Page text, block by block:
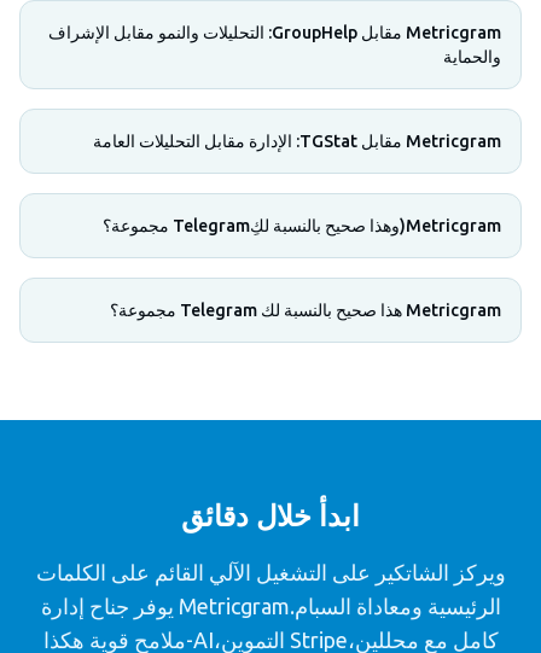
Metricgram مقابل GroupHelp: التحليلات والنمو مقابل الإشراف
والحماية
Metricgram مقابل TGStat: الإدارة مقابل التحليلات العامة
Metricgram(وهذا صحيح بالنسبة لكِTelegram مجموعة؟
Metricgram هذا صحيح بالنسبة لك Telegram مجموعة؟
ابدأ خلال دقائق
ويركز الشاتكير على التشغيل الآلي القائم على الكلمات
الرئيسية ومعاداة السبام.Metricgram يوفر جناح إدارة
كامل مع محللين،Stripe التموين،AI-ملامح قوية هكذا